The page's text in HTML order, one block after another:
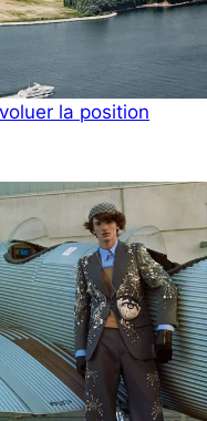
la position